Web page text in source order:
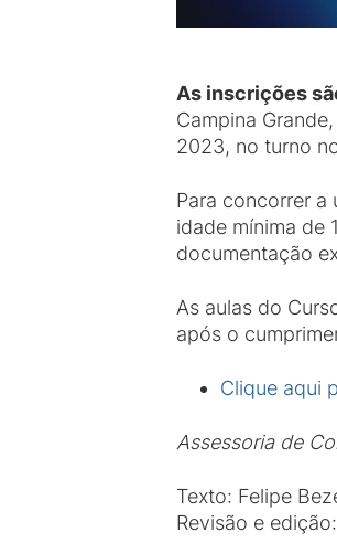
As inscrições
Campina
2023, no turno
Para concorrer a
idade mínima de
documentação
As aulas do
após o
Clique aqui
Assessoria de
Texto: Felipe
Revisão e